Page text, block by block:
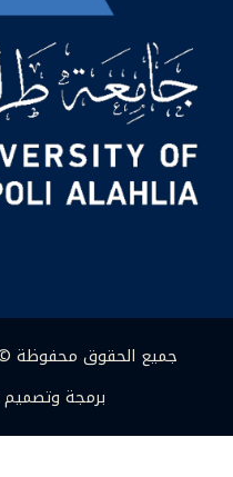
جميع الحقوق محفوظة ©
برمجة